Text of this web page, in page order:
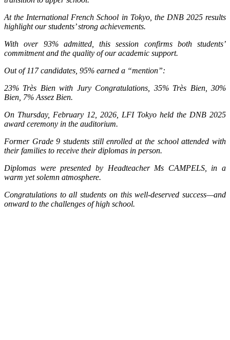
At the International French School in Tokyo, the DNB 2025 results
highlight our students’ strong achievements.
With over 93% admitted, this session confirms both students’
commitment and the quality of our academic support.
Out of 117 candidates, 95% earned a “mention”:
23% Très Bien with Jury Congratulations, 35% Très Bien, 30%
Bien, 7% Assez Bien.
On Thursday, February 12, 2026, LFI Tokyo held the DNB 2025
award ceremony in the auditorium.
Former Grade 9 students still enrolled at the school attended with
their families to receive their diplomas in person.
Diplomas were presented by Headteacher Ms CAMPELS, in a
warm yet solemn atmosphere.
Congratulations to all students on this well-deserved success—and
onward to the challenges of high school.